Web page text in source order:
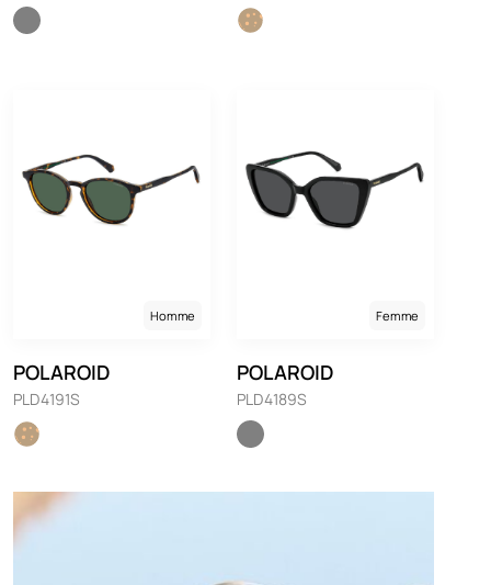
Homme
POLAROID
PLD4191S
Femme
POLAROID
PLD4189S